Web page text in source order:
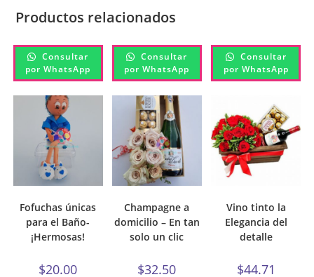
Productos relacionados
Consultar
por WhatsApp
Fofuchas únicas
para el Baño-
¡Hermosas!
$20.00
Consultar
por WhatsApp
Champagne a
domicilio – En tan
solo un clic
$32.50
Consultar
por WhatsApp
Vino tinto la
Elegancia del
detalle
$44.71